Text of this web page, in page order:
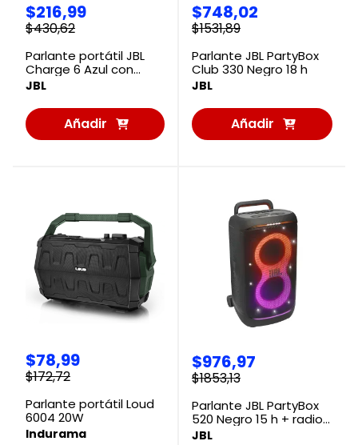
$216,99
$430,62
Parlante portátil JBL
Charge 6 Azul con
Bluetooth
JBL
Añadir
al
$748,02
$1531,89
Parlante JBL PartyBox
Club 330 Negro 18 h
JBL
Añadir
al
$78,99
$172,72
Parlante portátil Loud
6004 20W
Indurama
$976,97
$1853,13
Parlante JBL PartyBox
520 Negro 15 h + radio
JBL
JBL